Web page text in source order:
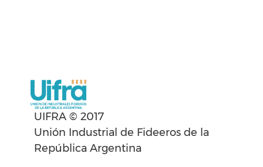
UIFRA © 2017
Unión Industrial de Fideeros de la
República Argentina